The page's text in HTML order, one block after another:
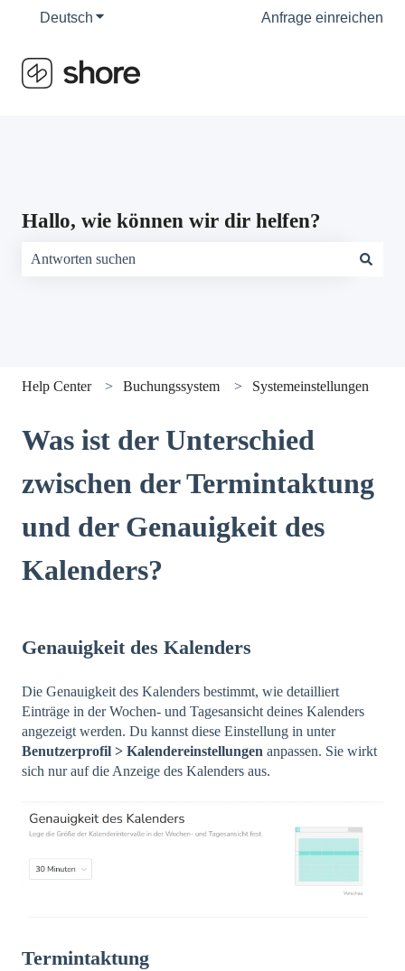
Deutsch Untermenü für Übersetzungen anzeigen
Anfrage einreichen
Hallo, wie können wir dir helfen?
Help Center Buchungssystem Systemeinstellungen
Was ist der Unterschied
zwischen der Termintaktung
und der Genauigkeit des
Kalenders?
Genauigkeit des Kalenders
Die Genauigkeit des Kalenders bestimmt, wie detailliert
Einträge in der Wochen- und Tagesansicht deines Kalenders
angezeigt werden. Du kannst diese Einstellung in unter
Benutzerprofil > Kalendereinstellungen anpassen. Sie wirkt
sich nur auf die Anzeige des Kalenders aus.
Termintaktung